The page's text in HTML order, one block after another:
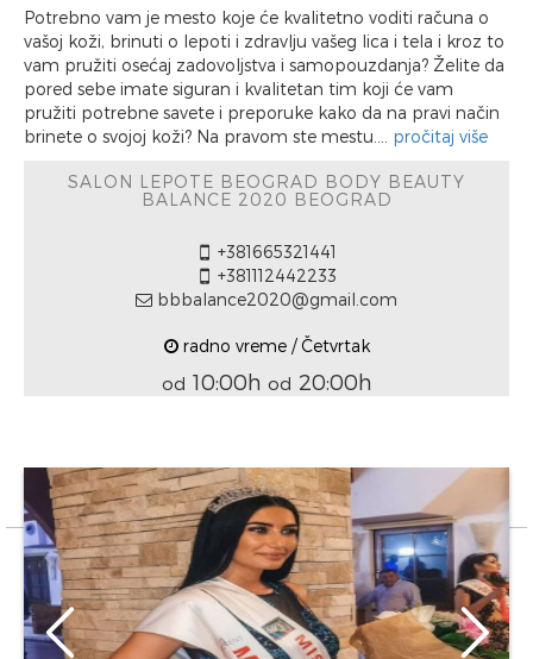
Potrebno vam je mesto koje će kvalitetno voditi računa o
vašoj koži, brinuti o lepoti i zdravlju vašeg lica i tela i kroz to
vam pružiti osećaj zadovoljstva i samopouzdanja? Želite da
pored sebe imate siguran i kvalitetan tim koji će vam
pružiti potrebne savete i preporuke kako da na pravi način
brinete o svojoj koži? Na pravom ste mestu.... pročitaj više
SALON LEPOTE BEOGRAD BODY BEAUTY
BALANCE 2020 BEOGRAD
+381665321441
+381112442233
bbbalance2020@gmail.com
radno vreme / Četvrtak
od 10:00h od 20:00h